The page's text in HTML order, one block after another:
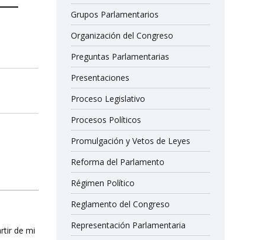
de mi
Grupos Parlamentarios
Organización del Congreso
Preguntas Parlamentarias
Presentaciones
Proceso Legislativo
Procesos Políticos
Promulgación y Vetos de Leyes
Reforma del Parlamento
Régimen Político
Reglamento del Congreso
Representación Parlamentaria